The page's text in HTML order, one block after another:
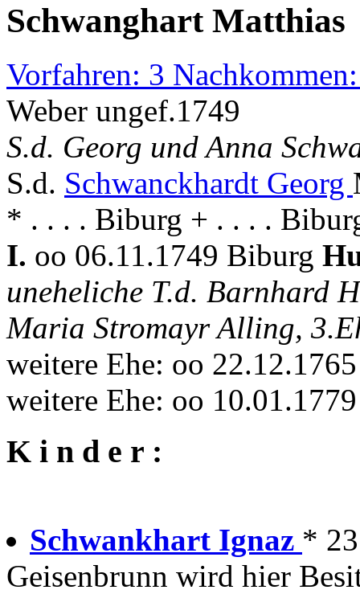
Schwanghart Matthias
Vorfahren: 3
Weber ungef.1749
S.d. Georg und Anna
S.d. Schwanckhardt Georg
* . . . . Biburg + . . . .
I. oo 06.11.1749 Biburg
uneheliche T.d. Barnhard
Maria Stromayr Alling,
weitere Ehe: oo
weitere Ehe: oo
K i n d e r :
Schwankhart Ignaz *
Geisenbrunn wird hier